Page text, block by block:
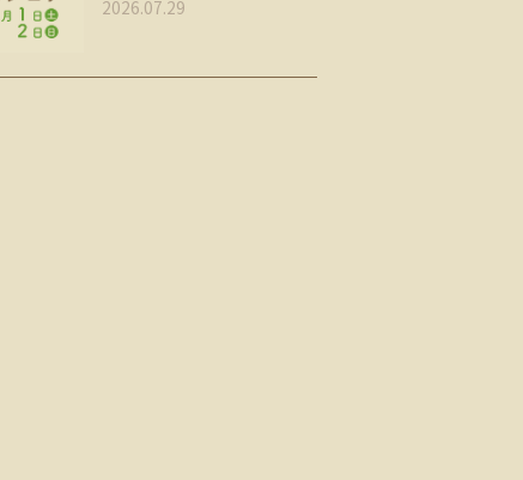
2026.07.29